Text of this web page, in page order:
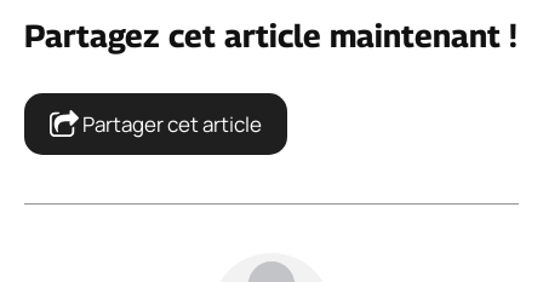
Partagez cet article maintenant !
Partager cet article